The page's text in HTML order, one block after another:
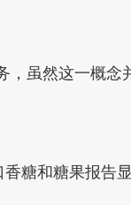
，虽然这一概
糖和糖果报告